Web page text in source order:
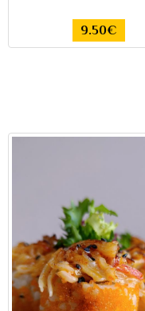
9.50€